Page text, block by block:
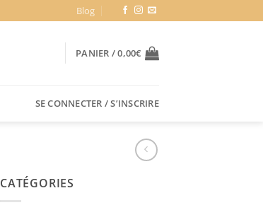
Blog
PANIER /0,00€
SE CONNECTER / S’INSCRIRE
CATÉGORIES